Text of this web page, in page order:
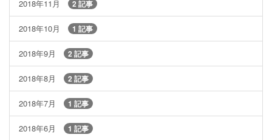
2018年11月 2 記事
2018年10月 1 記事
2018年9月 2 記事
2018年8月 2 記事
2018年7月 1 記事
2018年6月 1 記事